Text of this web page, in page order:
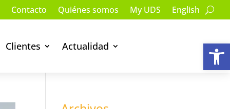
Contacto Quiénes somos My UDS English
Clientes Actualidad